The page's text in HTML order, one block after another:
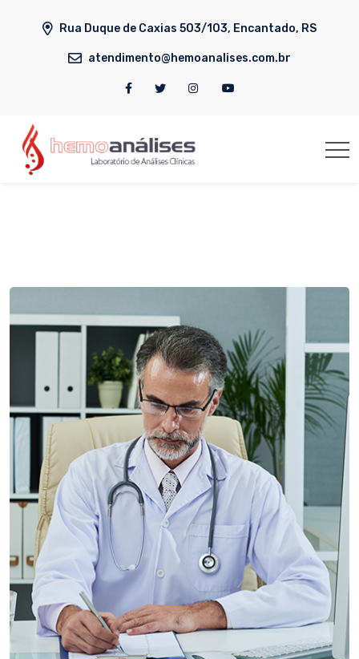
Rua Duque de Caxias 503/103, Encantado, RS
atendimento@hemoanalises.com.br